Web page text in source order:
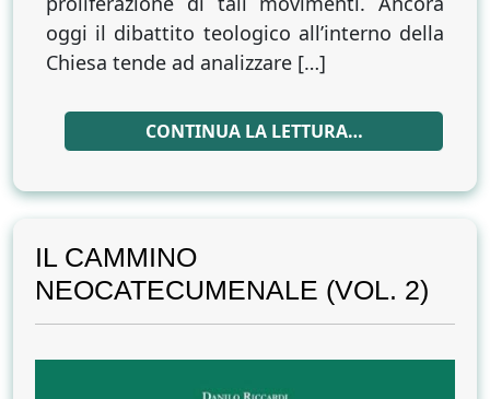
oggi il dibattito teologico all’interno della
Chiesa tende ad analizzare […]
CONTINUA LA LETTURA…
IL CAMMINO
NEOCATECUMENALE (VOL. 2)